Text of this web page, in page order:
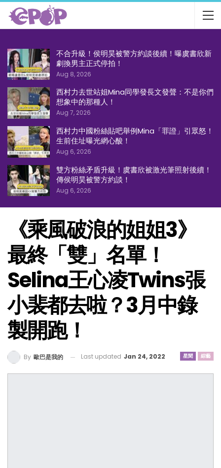
不合升級！侯明昊被警方約談後續！曝虞書欣新
劇換男主正式停拍！
Aug 8, 2026
西村力去世站姐Mina同學發長文發聲：不是你們
想象中的那種人！
Aug 7, 2026
西村力中國粉絲貼吧舉例Mina「罪證」引眾怒！
生前住址曝光網心酸！
Aug 6, 2026
雙方粉絲矛盾升級！虞書欣被激光筆照射後續！
傳侯明昊被警方約談！
Aug 6, 2026
《乘風破浪的姐姐3》
最終「雙」名單！
Selina王心凌Twins張
小裴都去啦？3月中錄
製開跑！
星聞 綜藝
By 歐巴是我的 Last updated Jan 24, 2022